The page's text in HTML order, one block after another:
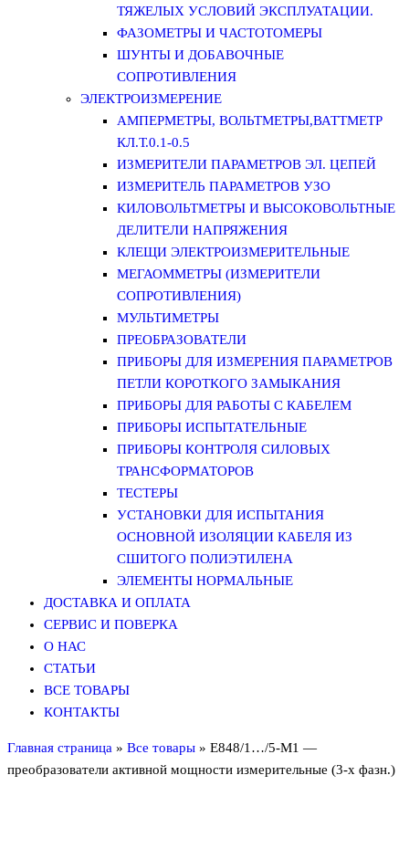
ТЯЖЕЛЫХ УСЛОВИЙ ЭКСПЛУАТАЦИИ.
ФАЗОМЕТРЫ И ЧАСТОТОМЕРЫ
ШУНТЫ И ДОБАВОЧНЫЕ
СОПРОТИВЛЕНИЯ
ЭЛЕКТРОИЗМЕРЕНИЕ
АМПЕРМЕТРЫ, ВОЛЬТМЕТРЫ,ВАТТМЕТР
КЛ.Т.0.1-0.5
ИЗМЕРИТЕЛИ ПАРАМЕТРОВ ЭЛ. ЦЕПЕЙ
ИЗМЕРИТЕЛЬ ПАРАМЕТРОВ УЗО
КИЛОВОЛЬТМЕТРЫ И ВЫСОКОВОЛЬТНЫЕ
ДЕЛИТЕЛИ НАПРЯЖЕНИЯ
КЛЕЩИ ЭЛЕКТРОИЗМЕРИТЕЛЬНЫЕ
МЕГАОММЕТРЫ (ИЗМЕРИТЕЛИ
СОПРОТИВЛЕНИЯ)
МУЛЬТИМЕТРЫ
ПРЕОБРАЗОВАТЕЛИ
ПРИБОРЫ ДЛЯ ИЗМЕРЕНИЯ ПАРАМЕТРОВ
ПЕТЛИ КОРОТКОГО ЗАМЫКАНИЯ
ПРИБОРЫ ДЛЯ РАБОТЫ С КАБЕЛЕМ
ПРИБОРЫ ИСПЫТАТЕЛЬНЫЕ
ПРИБОРЫ КОНТРОЛЯ СИЛОВЫХ
ТРАНСФОРМАТОРОВ
ТЕСТЕРЫ
УСТАНОВКИ ДЛЯ ИСПЫТАНИЯ
ОСНОВНОЙ ИЗОЛЯЦИИ КАБЕЛЯ ИЗ
СШИТОГО ПОЛИЭТИЛЕНА
ЭЛЕМЕНТЫ НОРМАЛЬНЫЕ
ДОСТАВКА И ОПЛАТА
СЕРВИС И ПОВЕРКА
О НАС
СТАТЬИ
ВСЕ ТОВАРЫ
КОНТАКТЫ
Главная страница » Все товары » Е848/1…/5-М1 —
преобразователи активной мощности измерительные (3-х фазн.)